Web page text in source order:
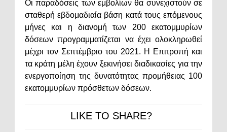
Οι παραδόσεις των εμβολίων θα συνεχιστούν σε
σταθερή εβδομαδιαία βάση κατά τους επόμενους
μήνες και η διανομή των 200 εκατομμυρίων
δόσεων προγραμματίζεται να έχει ολοκληρωθεί
μέχρι τον Σεπτέμβριο του 2021. Η Επιτροπή και
τα κράτη μέλη έχουν ξεκινήσει διαδικασίες για την
ενεργοποίηση της δυνατότητας προμήθειας 100
εκατομμυρίων πρόσθετων δόσεων.
LIKE TO SHARE?